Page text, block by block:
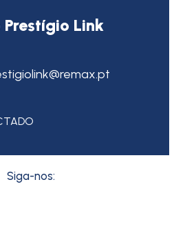
Prestígio Link
Siga-nos: